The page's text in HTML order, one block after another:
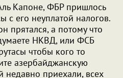
Капоне, ФБР пришлось
с его неуплатой налогов.
прятался, а потому что
НКВД, или ФСБ
чтобы кого то
азербайджанскую
недавно приехали, всех